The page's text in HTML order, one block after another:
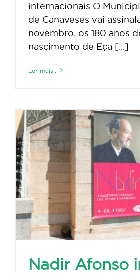
internacionais O
de Canaveses vai
novembro, os 180 anos
nascimento de Eça [...]
Ler mais...
Nadir Afonso